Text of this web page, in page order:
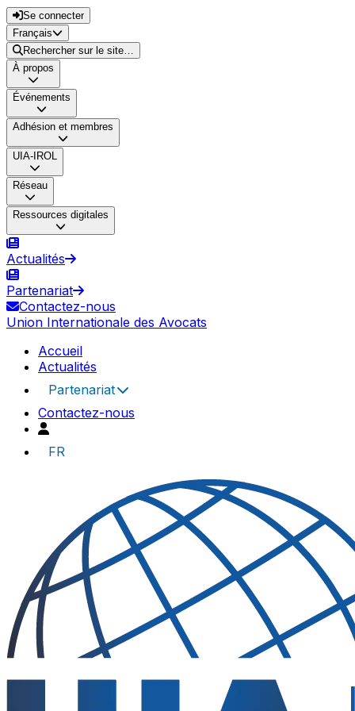
Se connecter
Français
Rechercher sur le site…
À propos
Événements
Adhésion et membres
UIA-IROL
Réseau
Ressources digitales
Actualités
Partenariat
Contactez-nous
Union Internationale des Avocats
Accueil
Actualités
Partenariat
Contactez-nous
FR